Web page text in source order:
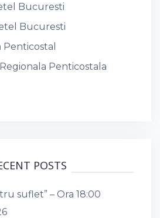
Bucuresti
Bucuresti
Penticostala
POSTS
suflet” – Ora 18:00